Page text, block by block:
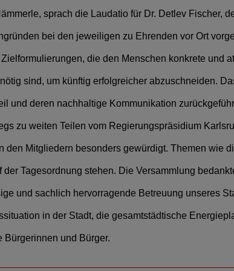
sprach die Laudatio für Dr. Detlev Fischer,
bei den jeweiligen zu Ehrenden vor Ort
die den Menschen konkrete und
sind, um künftig erfolgreicher abzuschneiden.
und deren nachhaltige Kommunikation
zu weiten Teilen vom Regierungspräsidium
den Mitgliedern besonders gewürdigt. Themen wie
Tagesordnung stehen. Die Versammlung
und sachlich hervorragende Betreuung unseres
in der Stadt, die gesamtstädtische
Bürgerinnen und Bürger.